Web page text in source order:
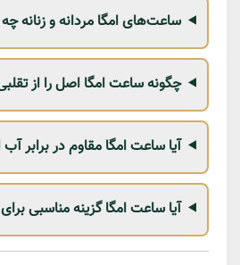
ساعت‌های امگا مردانه و زنانه چه
چگونه ساعت امگا اصل را از
آیا ساعت امگا مقاوم در برابر
آیا ساعت امگا گزینه مناسبی